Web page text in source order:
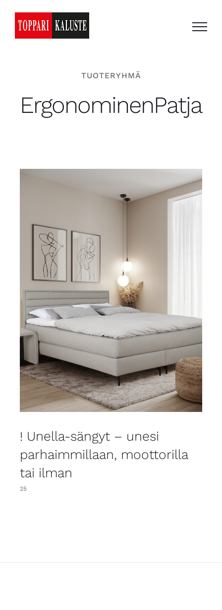
content
TUOTERYHMÄ
ErgonominenPatja
! Unella-sängyt – unesi
parhaimmillaan, moottorilla
tai ilman
25